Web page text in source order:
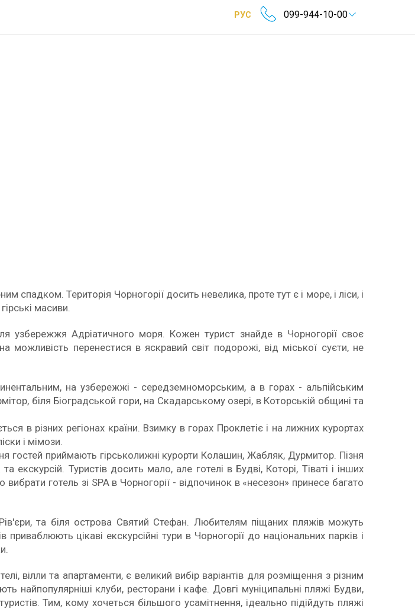
099-944-10-00
РУС
спадком. Територія Чорногорії досить невелика, проте тут є і море, і ліси, і
масиви.
узбережжя Адріатичного моря. Кожен турист знайде в Чорногорії своє
можливість перенестися в яскравий світ подорожі, від міської суєти, не
на узбережжі - середземноморським, а в горах - альпійським
біля Біоградськой гори, на Скадарському озері, в Которській общині та
в різних регіонах країни. Взимку в горах Проклетіє і на лижних курортах
і мімози.
гостей приймають гірськолижні курорти Колашин, Жабляк, Дурмитор. Пізня
екскурсій. Туристів досить мало, але готелі в Будві, Которі, Тіваті і інших
готель зі SPA в Чорногорії - відпочинок в «несезон» принесе багато
та біля острова Святий Стефан. Любителям піщаних пляжів можуть
цікаві екскурсійні тури в Чорногорії до національних парків і
вілли та апартаменти, є великий вибір варіантів для розміщення з різним
найпопулярніші клуби, ресторани і кафе. Довгі муніципальні пляжі Будви,
Тим, кому хочеться більшого усамітнення, ідеально підійдуть пляжі